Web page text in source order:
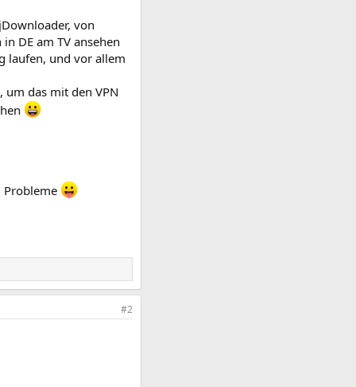
von
DE am TV ansehen
laufen, und vor allem
um das mit den VPN
Probleme
#2